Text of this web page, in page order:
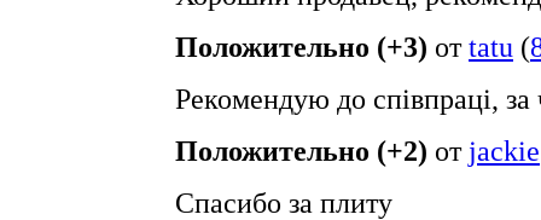
Положительно (+3) отtatu (
Рекомендую до співпраці, за
Положительно (+2) от jackie
Спасибо за плиту